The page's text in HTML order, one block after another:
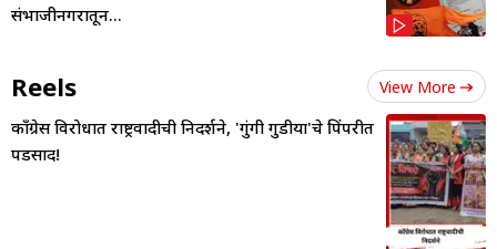
संभाजीनगरातून...
Reels View More
काँग्रेस विरोधात राष्ट्रवादीची निदर्शने, 'गुंगी गुडीया'चे पिंपरीत
पडसाद!